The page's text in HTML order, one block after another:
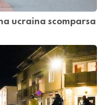
ucraina scomparsa